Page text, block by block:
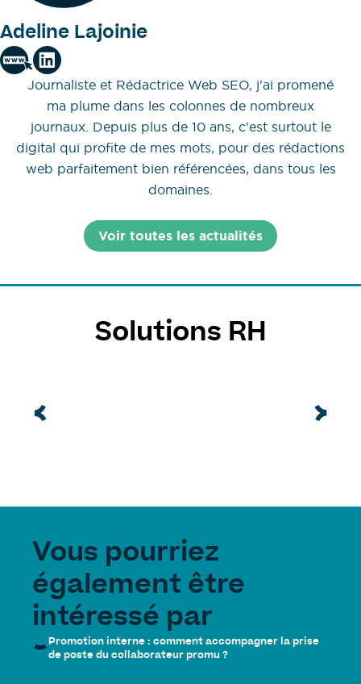
Adeline Lajoinie
Journaliste et Rédactrice Web SEO, j'ai promené
ma plume dans les colonnes de nombreux
journaux. Depuis plus de 10 ans, c'est surtout le
digital qui profite de mes mots, pour des rédactions
web parfaitement bien référencées, dans tous les
domaines.
Voir toutes les actualités
Solutions RH
Vous pourriez
également être
intéressé par
Promotion interne : comment accompagner la prise
de poste du collaborateur promu ?